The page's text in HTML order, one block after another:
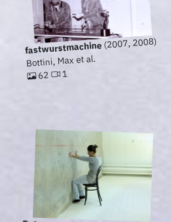
fastwurstmachine(2007, 2008)
Bottini, Max et al.
62 1